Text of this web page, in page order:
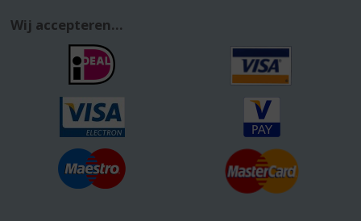
Wij accepteren...